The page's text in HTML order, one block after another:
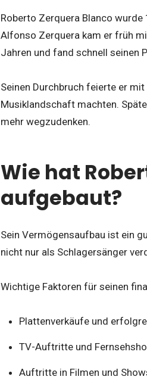
Roberto Zerquera Blanco wurde
Alfonso Zerquera kam er früh
Jahren und fand schnell seinen
Seinen Durchbruch feierte er
Musiklandschaft machten.
mehr wegzudenken.
Wie hat
aufgebaut?
Sein Vermögensaufbau ist ein
nicht nur als Schlagersänger
Wichtige Faktoren für seinen
Plattenverkäufe und
TV-Auftritte und
Auftritte in Filmen und